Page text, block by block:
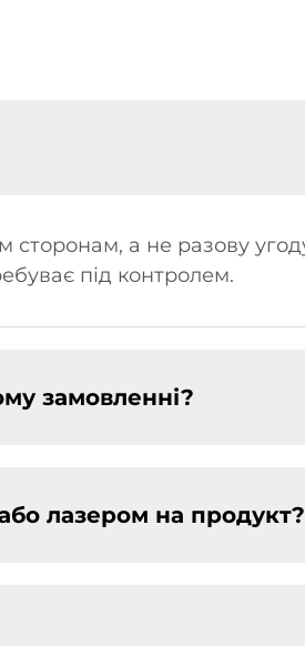
сторонам, а не разову
під контролем.
замовленні?
лазером на продукт?